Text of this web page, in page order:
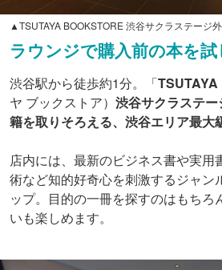
▲TSUTAYA BOOKSTORE 渋谷サクラステージ
ラウンジで購入前の本を
渋谷駅から徒歩約1分。「
ヤ ブックストア） 渋谷サクラステー
籍を取りそろえる、渋谷エリア最大
店内には、最新のビジネス書や実用
術など知的好奇心を刺激するジャン
ップ。目的の一冊を探すのはもちろ
いも楽しめます。